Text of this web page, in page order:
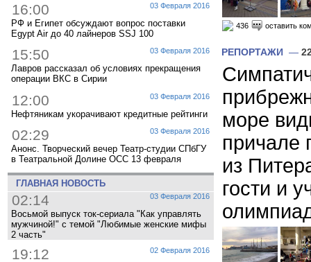
03 Февраля 2016
16:00
РФ и Египет обсуждают вопрос поставки
Egypt Air до 40 лайнеров SSJ 100
03 Февраля 2016
15:50
Лавров рассказал об условиях прекращения
операции ВКС в Сирии
03 Февраля 2016
12:00
Нефтяникам укорачивают кредитные рейтинги
03 Февраля 2016
02:29
Анонс. Творческий вечер Театр-студии СПбГУ
в Театральной Долине ОСС 13 февраля
ГЛАВНАЯ НОВОСТЬ
03 Февраля 2016
02:14
Восьмой выпуск ток-сериала "Как управлять
мужчиной!" с темой "Любимые женские мифы
2 часть"
02 Февраля 2016
19:12
436 оставить
РЕПОРТАЖИ —
море
причале
из
гости и